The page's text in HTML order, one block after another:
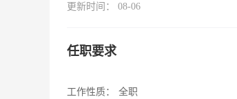
更新时间： 08-06
任职要求
工作性质：
全职